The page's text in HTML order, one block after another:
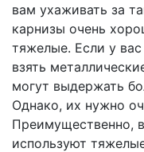
вам ухаживать за
карнизы очень
тяжелые. Если у
взять
могут выдержать
Однако, их нужно
Преимущественно,
используют